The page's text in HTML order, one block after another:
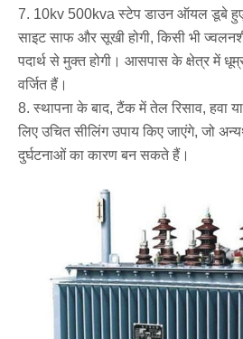
7. 10kv 500kva स्टेप डाउन ऑयल डूबे हुए
साइट साफ और सूखी होगी, किसी भी
पदार्थ से मुक्त होगी। आसपास के क्षेत्र में
वर्जित हैं।
8. स्थापना के बाद, टैंक में तेल रिसाव, हवा
लिए उचित सीलिंग उपाय किए जाएंगे, जो
दुर्घटनाओं का कारण बन सकते हैं।